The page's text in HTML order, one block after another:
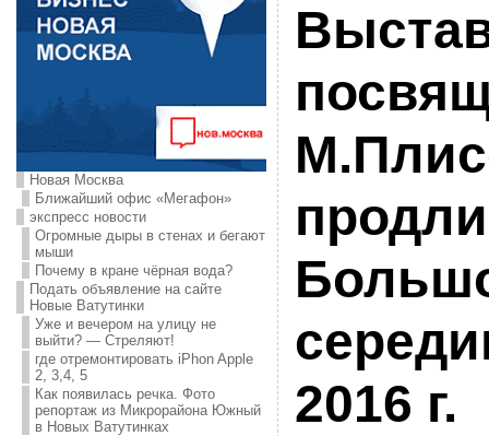
Новая Москва
Ближайший офис «Мегафон»
экспресс новости
Огромные дыры в стенах и бегают
мыши
Почему в кране чёрная вода?
Подать объявление на сайте
Новые Ватутинки
Уже и вечером на улицу не
выйти? — Стреляют!
где отремонтировать iPhon Apple
2, 3,4, 5
Как появилась речка. Фото
репортаж из Микрорайона Южный
в Новых Ватутинках
2016 г.